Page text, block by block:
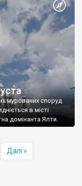
мурованих споруд
в місті
домінанта Ялти.
Далі »